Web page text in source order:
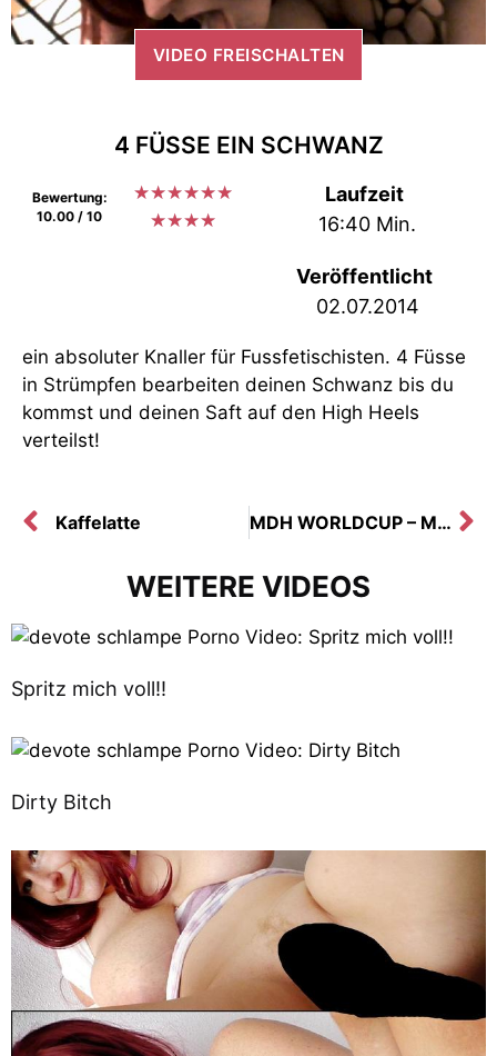
VIDEO FREISCHALTEN
4 FÜSSE EIN SCHWANZ
Bewertung:
10.00 / 10
★★★★★★
★★★★
Laufzeit
16:40 Min.
Veröffentlicht
02.07.2014
ein absoluter Knaller für Fussfetischisten. 4 Füsse
in Strümpfen bearbeiten deinen Schwanz bis du
kommst und deinen Saft auf den High Heels
verteilst!
Kaffelatte MDH WORLDCUP – MEIN WETTEINSATZ
WEITERE VIDEOS
Spritz mich voll!!
Dirty Bitch